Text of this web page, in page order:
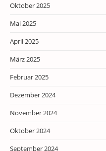
Oktober 2025
Mai 2025
April 2025
März 2025
Februar 2025
Dezember 2024
November 2024
Oktober 2024
September 2024